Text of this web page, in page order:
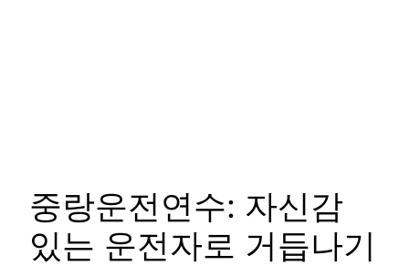
중랑운전연수: 자신감
있는 운전자로 거듭나기